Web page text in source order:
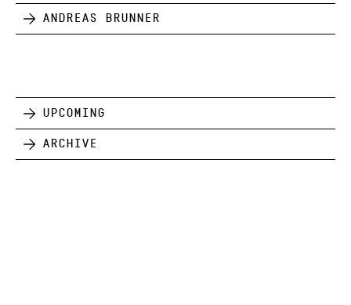
Andreas Brunner
Upcoming
Archive